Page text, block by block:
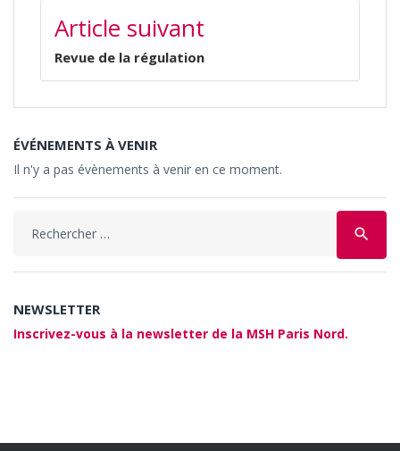
Article suivant
Revue de la régulation
ÉVÉNEMENTS À VENIR
Il n'y a pas évènements à venir en ce moment.
search
NEWSLETTER
Inscrivez-vous à la newsletter de la MSH Paris Nord.